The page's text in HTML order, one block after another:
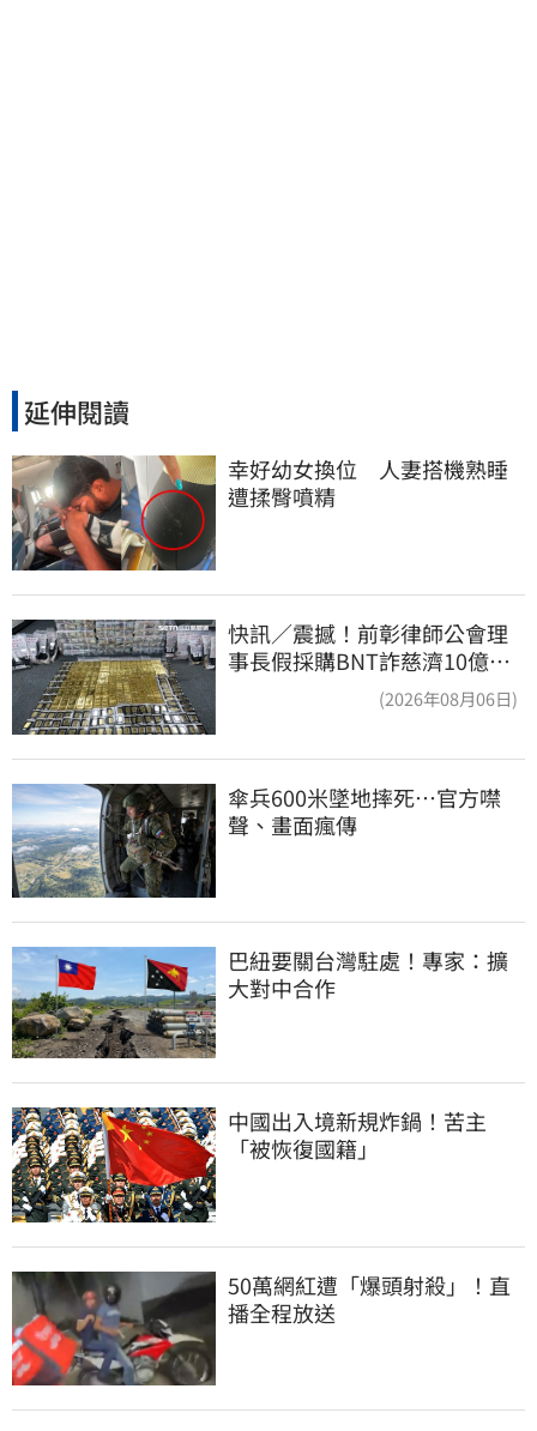
延伸閱讀
幸好幼女換位　人妻搭機熟睡
遭揉臀噴精
快訊／震撼！前彰律師公會理
事長假採購BNT詐慈濟10億、
洗錢囤232kg黃金(2026年08月06日)
傘兵600米墜地摔死…官方噤
聲、畫面瘋傳
巴紐要關台灣駐處！專家：擴
大對中合作
中國出入境新規炸鍋！苦主
「被恢復國籍」
50萬網紅遭「爆頭射殺」！直
播全程放送